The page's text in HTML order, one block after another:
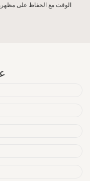
الوقت مع الحفاظ على